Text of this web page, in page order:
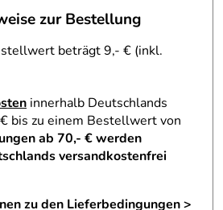
zur Bestellung
beträgt 9,- € (inkl.
innerhalb Deutschlands
bis zu einem Bestellwert von
ab 70,- € werden
versandkostenfrei
zu den Lieferbedingungen >